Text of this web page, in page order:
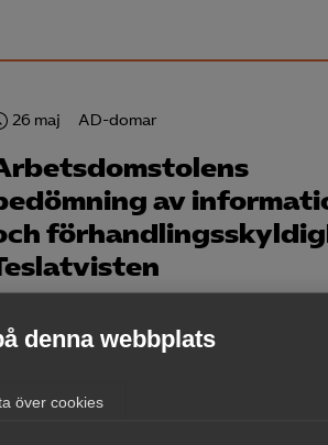
denna webbplats
över cookies
26 maj AD-domar
av